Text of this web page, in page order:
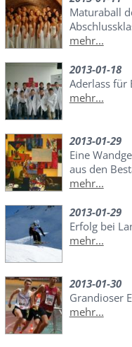
Maturaball
mehr...
2013-01-18
Aderlass für
mehr...
2013-01-29
Eine
aus den
mehr...
2013-01-29
Erfolg bei
mehr...
2013-01-30
Grandioser
mehr...